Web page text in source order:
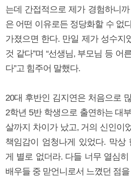
는데 간접적으로 제가 경험하니
은 어떤 이유로든 정당화할 수 없
가졌으면 한다. 만일 제가 성수지
것 같다”며 “선생님, 부모님 등 어
다”고 힘주어 말했다.
20대 후반인 김지연은 처음으로
2학년 5반 학생으로 출연하는 대
살까지 차이가 났고, 거의 신인이
책임감이 엄청나게 있었다. 막상
게 별로 없더라. 다들 너무 열심히
배우들 중 맏언니로서 느꼈던 점